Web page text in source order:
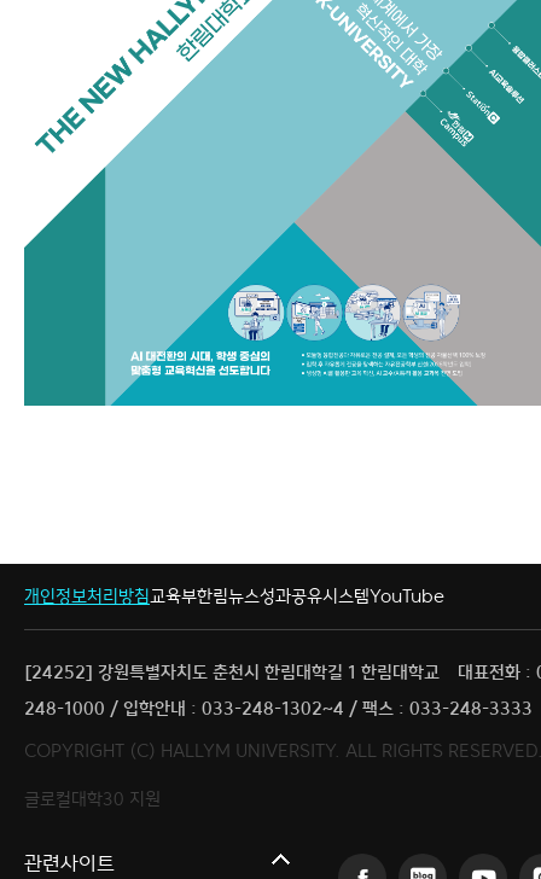
개인정보처리방침교육부한림뉴스성과공유시스템YouTube
[24252] 강원특별자치도 춘천시 한림대학길 1 한림대학교
대표전화
248-1000 / 입학안내 : 033-248-1302~4 / 팩스 : 033-248-3333
COPYRIGHT (C) HALLYM UNIVERSITY. ALL RIGHTS
글로컬대학30 지원
관련사이트
한림대학교